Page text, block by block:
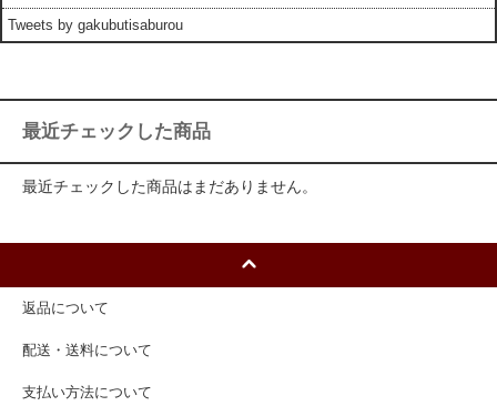
Tweets by gakubutisaburou
最近チェックした商品
最近チェックした商品はまだありません。
返品について
配送・送料について
支払い方法について